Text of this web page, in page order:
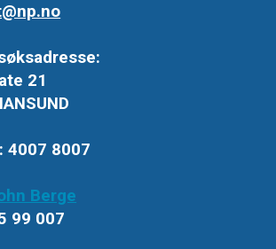
21
4007 8007
Berge
99 007